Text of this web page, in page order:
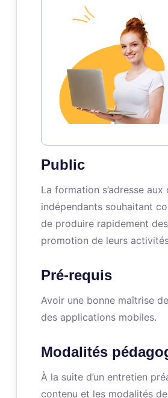
Public
La formation s’adresse
indépendants souhaitant
de produire rapidement
promotion de leurs
Pré-requis
Avoir une bonne maîtrise
des applications mobiles.
Modalités
À la suite d’un entretien
contenu et les modalités